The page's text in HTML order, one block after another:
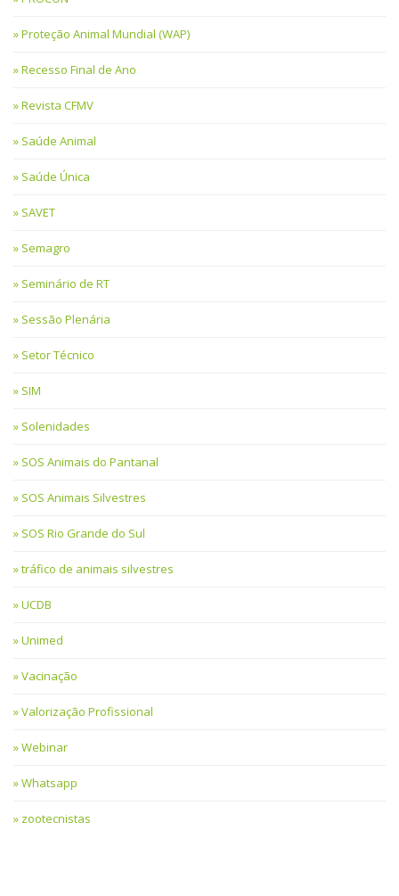
Proteção Animal Mundial (WAP)
Recesso Final de Ano
Revista CFMV
Saúde Animal
Saúde Única
SAVET
Semagro
Seminário de RT
Sessão Plenária
Setor Técnico
SIM
Solenidades
SOS Animais do Pantanal
SOS Animais Silvestres
SOS Rio Grande do Sul
tráfico de animais silvestres
UCDB
Unimed
Vacinação
Valorização Profissional
Webinar
Whatsapp
zootecnistas